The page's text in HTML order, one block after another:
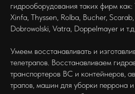
гидрооборудования таких фирм
Xinfa, Thyssen, Rolba, Bucher,
Dobrowolski, Vatra, Doppelmayer и т.д.
Умеем восстанавливать и
телетрапов. Восстанавливаем
транспортеров ВС и контейнеров,
трапов, машин для уборки перрона